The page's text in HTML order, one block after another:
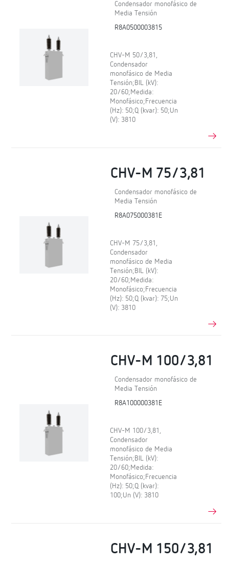
Condensador monofásico de
Media Tensión
R8A0500003815
CHV-M 50/3,81,
Condensador
monofásico de Media
Tensión;BIL (kV):
20/60;Medida:
Monofásico;Frecuencia
(Hz): 50;Q (kvar): 50;Un
(V): 3810
CHV-M 75/3,81
Condensador monofásico de
Media Tensión
R8A075000381E
CHV-M 75/3,81,
Condensador
monofásico de Media
Tensión;BIL (kV):
20/60;Medida:
Monofásico;Frecuencia
(Hz): 50;Q (kvar): 75;Un
(V): 3810
CHV-M 100/3,81
Condensador monofásico de
Media Tensión
R8A100000381E
CHV-M 100/3,81,
Condensador
monofásico de Media
Tensión;BIL (kV):
20/60;Medida:
Monofásico;Frecuencia
(Hz): 50;Q (kvar):
100;Un (V): 3810
CHV-M 150/3,81